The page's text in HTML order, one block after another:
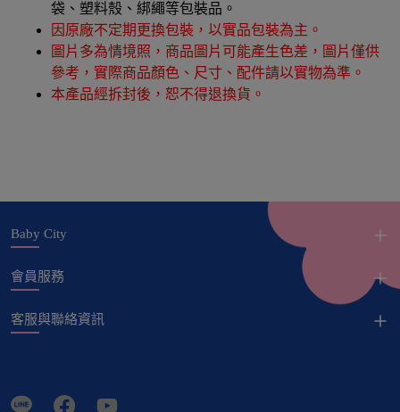
袋、塑料殼、綁繩等包裝品。
因原廠不定期更換包裝，以實品包裝為主。
圖片多為情境照，商品圖片可能產生色差，圖片僅供
參考，實際商品顏色、尺寸、配件請以實物為準。
本產品經拆封後，恕不得退換貨。
Baby City
會員服務
客服與聯絡資訊